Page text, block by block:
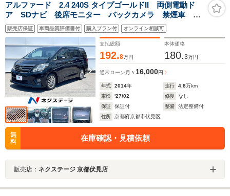
アルファード 2.4 240S タイプゴールドII 両側電動ド
ア SDナビ 後席モニター バックカメラ 禁煙車 ハ
ーフレザーシート スマートキー HIDヘッド ビルトイ
ンETC クルコン 純正18インチアルミ オートライ
ト デュアルエアコン
販売店保証 車両品質評価書付 購入プラン付 オンライン相談可
支払総額
192.8万円
本体価格
180.3万円
通常ローン 月々 16,000円
年式 2014年 走行 4.8万km
車検
'27/02 修復
なし
保証
保証付 整備
法定整備付
住所
京都府京都市伏見区
無
料
在庫確認・見積依頼
販売店： ネクステージ 京都伏見店